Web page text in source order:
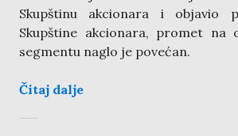
Skupštinu akcionara i objavio
Skupštine akcionara, promet na
segmentu naglo je povećan.
Čitaj dalje